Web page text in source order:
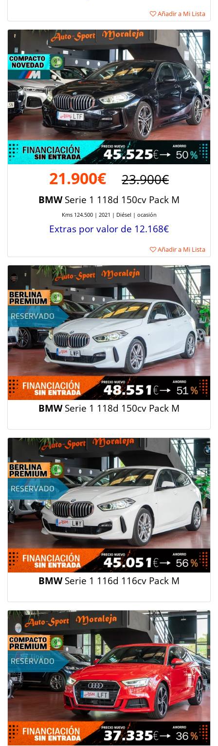
Añadir a Mi Lista
21.900€ 23.900€
BMWSerie 1 118d 150cv Pack M
Kms 124.500 | 2021 | Diésel | ocasión
Extras por valor de 12.168€
Añadir a Mi Lista
BMWSerie 1 118d 150cv Pack M
BMWSerie 1 116d 116cv Pack M